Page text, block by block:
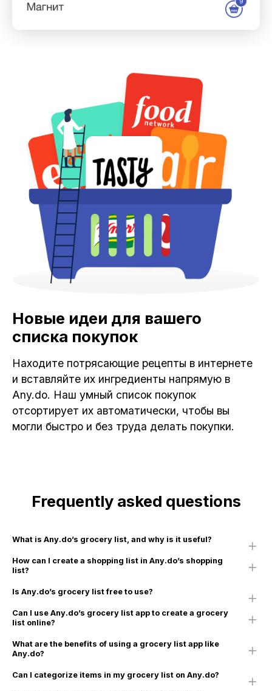
Новые идеи для вашего
списка покупок
Находите потрясающие рецепты в интернете
и вставляйте их ингредиенты напрямую в
Any.do. Наш умный список покупок
отсортирует их автоматически, чтобы вы
могли быстро и без труда делать покупки.
Frequently asked questions
What is Any.do’s grocery list, and why is it useful?
How can I create a shopping list in Any.do’s shopping
list?
Is Any.do’s grocery list free to use?
Can I use Any.do’s grocery list app to create a grocery
list online?
What are the benefits of using a grocery list app like
Any.do?
Can I categorize items in my grocery list on Any.do?